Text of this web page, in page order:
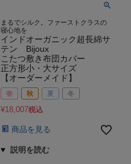
まるでシルク。ファーストクラスの
寝心地を
インドオーガニック超長綿サ
テン Bijoux
こたつ敷き布団カバー
正方形小・大サイズ
【オーダーメイド】
春 秋 夏 冬
¥18,007税込
商品を見る